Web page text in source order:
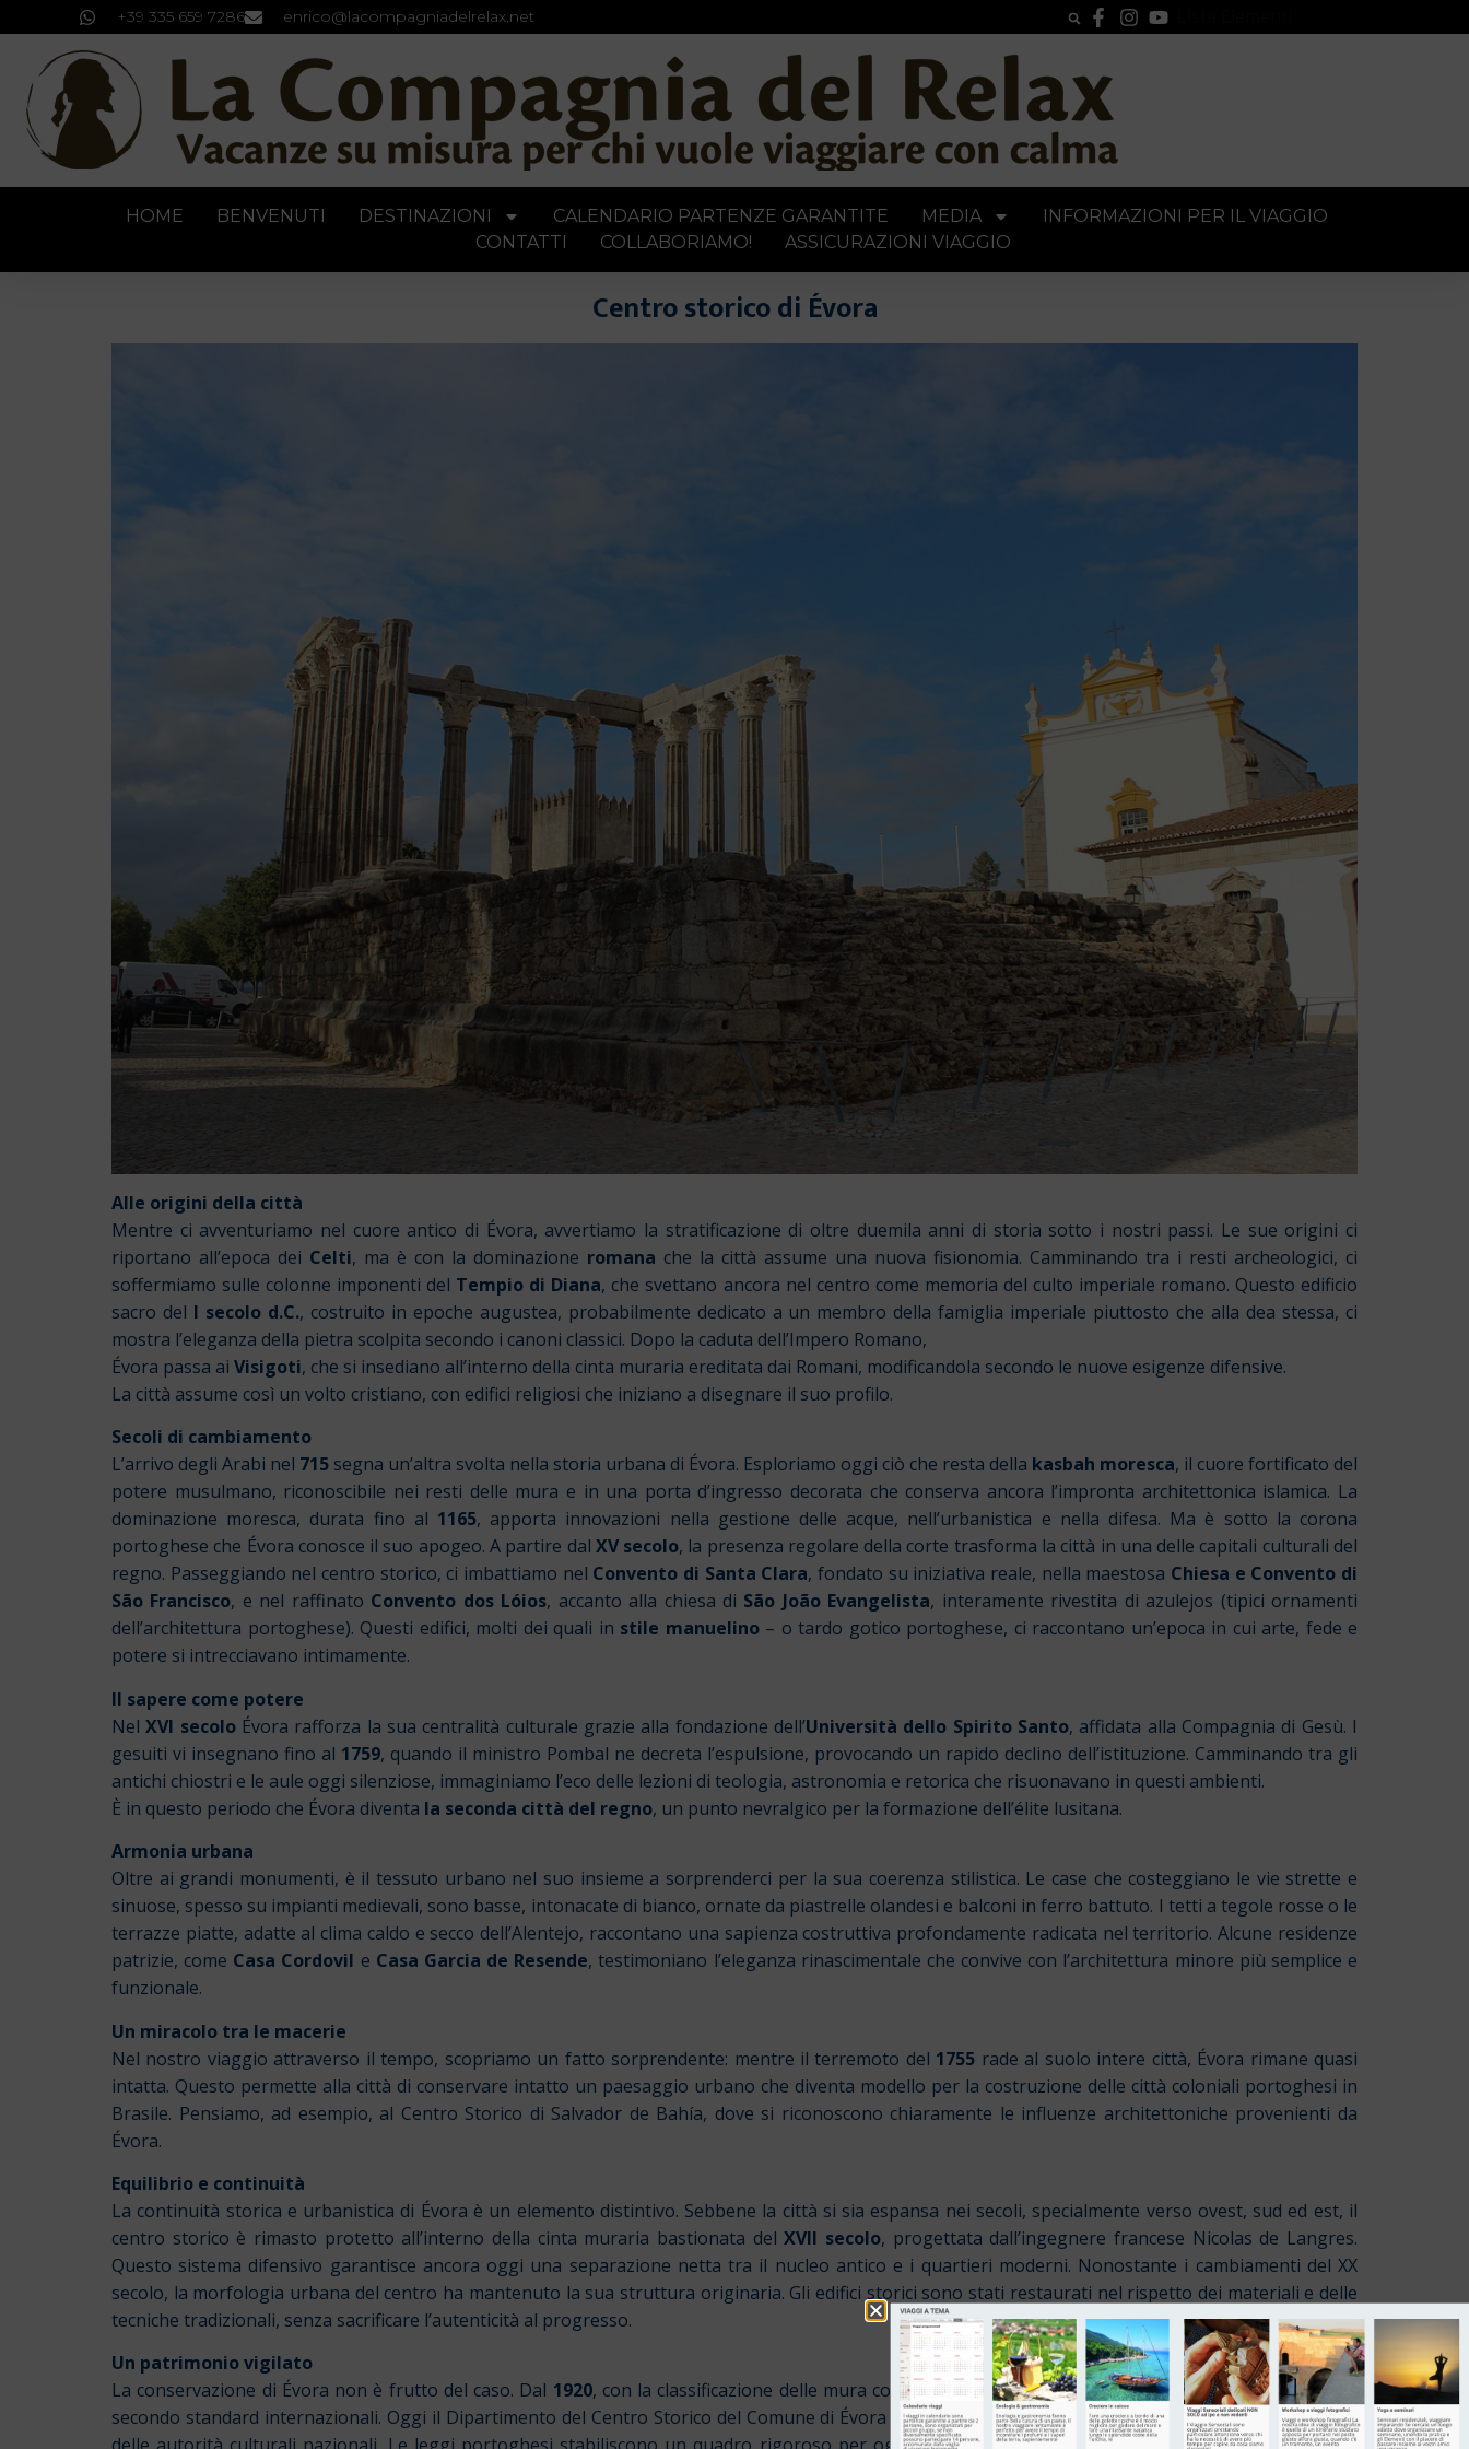
+39 335 659 7286 enrico@lacompagniadelrelax.net
HOME BENVENUTI DESTINAZIONI CALENDARIO PARTENZE GARANTITE MEDIA
INFORMAZIONI PER IL VIAGGIO
CONTATTI
COLLABORIAMO! ASSICURAZIONI VIAGGIO
Centro storico di Évora
Alle origini della città
Mentre ci avventuriamo nel cuore antico di Évora, avvertiamo la stratificazione di oltre duemila anni di storia sotto i nostri passi. Le sue origini ci
riportano all’epoca dei Celti, ma è con la dominazione romana che la città assume una nuova fisionomia. Camminando tra i resti archeologici, ci
soffermiamo sulle colonne imponenti del Tempio di Diana, che svettano ancora nel centro come memoria del culto imperiale romano. Questo edificio
sacro del I secolo d.C., costruito in epoche augustea, probabilmente dedicato a un membro della famiglia imperiale piuttosto che alla dea stessa, ci
mostra l’eleganza della pietra scolpita secondo i canoni classici. Dopo la caduta dell’Impero Romano,
Évora passa ai Visigoti, che si insediano all’interno della cinta muraria ereditata dai Romani, modificandola secondo le nuove esigenze difensive.
La città assume così un volto cristiano, con edifici religiosi che iniziano a disegnare il suo profilo.
Secoli di cambiamento
L’arrivo degli Arabi nel 715 segna un’altra svolta nella storia urbana di Évora. Esploriamo oggi ciò che resta della kasbah moresca, il cuore fortificato del
potere musulmano, riconoscibile nei resti delle mura e in una porta d’ingresso decorata che conserva ancora l’impronta architettonica islamica. La
dominazione moresca, durata fino al 1165, apporta innovazioni nella gestione delle acque, nell’urbanistica e nella difesa. Ma è sotto la corona
portoghese che Évora conosce il suo apogeo. A partire dal XV secolo, la presenza regolare della corte trasforma la città in una delle capitali culturali del
regno. Passeggiando nel centro storico, ci imbattiamo nel Convento di Santa Clara, fondato su iniziativa reale, nella maestosa Chiesa e Convento di
São Francisco, e nel raffinato Convento dos Lóios, accanto alla chiesa di São João Evangelista, interamente rivestita di azulejos (tipici ornamenti
dell’architettura portoghese). Questi edifici, molti dei quali in stile manuelino – o tardo gotico portoghese, ci raccontano un’epoca in cui arte, fede e
potere si intrecciavano intimamente.
Il sapere come potere
NelXVI secoloÉvora rafforza la sua centralità culturale grazie alla fondazione dell’Università dello Spirito Santo, affidata alla Compagnia di Gesù. I
gesuiti vi insegnano fino al 1759, quando il ministro Pombal ne decreta l’espulsione, provocando un rapido declino dell’istituzione. Camminando tra gli
antichi chiostri e le aule oggi silenziose, immaginiamo l’eco delle lezioni di teologia, astronomia e retorica che risuonavano in questi ambienti.
È in questo periodo che Évora diventa la seconda città del regno, un punto nevralgico per la formazione dell’élite lusitana.
Armonia urbana
Oltre ai grandi monumenti, è il tessuto urbano nel suo insieme a sorprenderci per la sua coerenza stilistica. Le case che costeggiano le vie strette e
sinuose, spesso su impianti medievali, sono basse, intonacate di bianco, ornate da piastrelle olandesi e balconi in ferro battuto. I tetti a tegole rosse o le
terrazze piatte, adatte al clima caldo e secco dell’Alentejo, raccontano una sapienza costruttiva profondamente radicata nel territorio. Alcune residenze
patrizie, come Casa Cordovil e Casa Garcia de Resende, testimoniano l’eleganza rinascimentale che convive con l’architettura minore più semplice e
funzionale.
Un miracolo tra le macerie
Nel nostro viaggio attraverso il tempo, scopriamo un fatto sorprendente: mentre il terremoto del 1755 rade al suolo intere città, Évora rimane quasi
intatta. Questo permette alla città di conservare intatto un paesaggio urbano che diventa modello per la costruzione delle città coloniali portoghesi in
Brasile. Pensiamo, ad esempio, al Centro Storico di Salvador de Bahía, dove si riconoscono chiaramente le influenze architettoniche provenienti da
Évora.
Equilibrio e continuità
La continuità storica e urbanistica di Évora è un elemento distintivo. Sebbene la città si sia espansa nei secoli, specialmente verso ovest, sud ed est, il
centro storico è rimasto protetto all’interno della cinta muraria bastionata delXVII secolo, progettata dall’ingegnere francese Nicolas de Langres.
Questo sistema difensivo garantisce ancora oggi una separazione netta tra il nucleo antico e i quartieri moderni. Nonostante i cambiamenti del XX
secolo, la morfologia urbana del centro ha mantenuto la sua struttura originaria. Gli edifici storici sono stati restaurati nel rispetto dei materiali e delle
tecniche tradizionali, senza sacrificare l’autenticità al progresso.
Un patrimonio vigilato
La conservazione di Évora non è frutto del caso. Dal 1920, con la classificazione delle mura come bene nazionale, si sono attuati interventi sistematici
secondo standard internazionali. Oggi il Dipartimento del Centro Storico del Comune di Évora coordina il piano di gestione, con il sostegno finanziario